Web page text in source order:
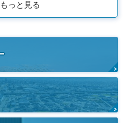
もっと見る